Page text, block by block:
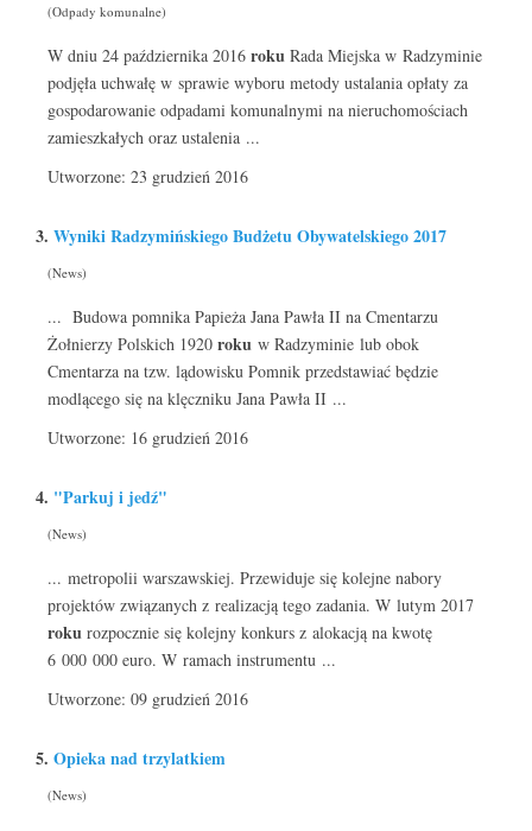
(Odpady komunalne)
W dniu 24 października 2016 roku Rada Miejska w Radzyminie
podjęła uchwałę w sprawie wyboru metody ustalania opłaty za
gospodarowanie odpadami komunalnymi na nieruchomościach
zamieszkałych oraz ustalenia ...
Utworzone: 23 grudzień 2016
3. Wyniki Radzymińskiego Budżetu Obywatelskiego 2017
(News)
... Budowa pomnika Papieża Jana Pawła II na Cmentarzu
Żołnierzy Polskich 1920 roku w Radzyminie lub obok
Cmentarza na tzw. lądowisku Pomnik przedstawiać będzie
modlącego się na klęczniku Jana Pawła II ...
Utworzone: 16 grudzień 2016
4. "Parkuj i jedź"
(News)
... metropolii warszawskiej. Przewiduje się kolejne nabory
projektów związanych z realizacją tego zadania. W lutym 2017
roku rozpocznie się kolejny konkurs z alokacją na kwotę
6 000 000 euro. W ramach instrumentu ...
Utworzone: 09 grudzień 2016
5. Opieka nad trzylatkiem
(News)